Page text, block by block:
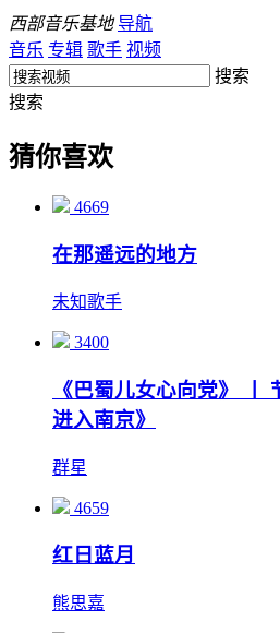
西部音乐基地 导航
音乐 专辑 歌手 视频
搜索
搜索
猜你喜欢
4669
在那遥远的地方
未知歌手
3400
《巴蜀儿女心向党》 丨
进入南京》
群星
4659
红日蓝月
熊思嘉